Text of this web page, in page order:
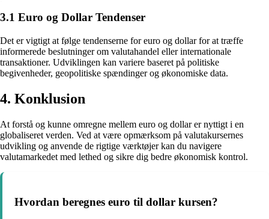
3.1 Euro og Dollar Tendenser
Det er vigtigt at følge tendenserne for euro og dollar for at træffe
informerede beslutninger om valutahandel eller internationale
transaktioner. Udviklingen kan variere baseret på politiske
begivenheder, geopolitiske spændinger og økonomiske data.
4. Konklusion
At forstå og kunne omregne mellem euro og dollar er nyttigt i en
globaliseret verden. Ved at være opmærksom på valutakursernes
udvikling og anvende de rigtige værktøjer kan du navigere
valutamarkedet med lethed og sikre dig bedre økonomisk kontrol.
Hvordan beregnes euro til dollar kursen?